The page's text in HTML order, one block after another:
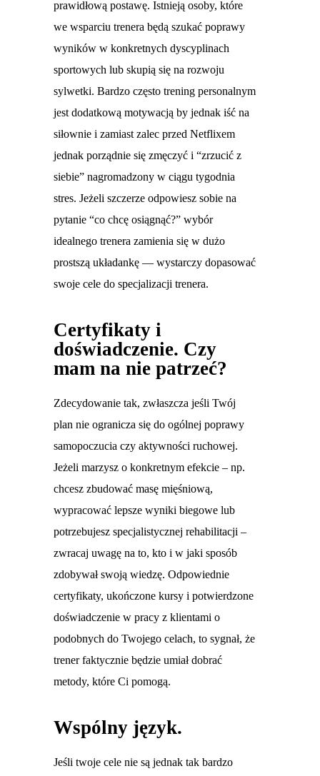
prawidłową postawę. Istnieją osoby, które
we wsparciu trenera będą szukać poprawy
wyników w konkretnych dyscyplinach
sportowych lub skupią się na rozwoju
sylwetki. Bardzo często trening personalnym
jest dodatkową motywacją by jednak iść na
siłownie i zamiast zalec przed Netflixem
jednak porządnie się zmęczyć i “zrzucić z
siebie” nagromadzony w ciągu tygodnia
stres. Jeżeli szczerze odpowiesz sobie na
pytanie “co chcę osiągnąć?” wybór
idealnego trenera zamienia się w dużo
prostszą układankę — wystarczy dopasować
swoje cele do specjalizacji trenera.
Certyfikaty i
doświadczenie. Czy
mam na nie patrzeć?
Zdecydowanie tak, zwłaszcza jeśli Twój
plan nie ogranicza się do ogólnej poprawy
samopoczucia czy aktywności ruchowej.
Jeżeli marzysz o konkretnym efekcie – np.
chcesz zbudować masę mięśniową,
wypracować lepsze wyniki biegowe lub
potrzebujesz specjalistycznej rehabilitacji –
zwracaj uwagę na to, kto i w jaki sposób
zdobywał swoją wiedzę. Odpowiednie
certyfikaty, ukończone kursy i potwierdzone
doświadczenie w pracy z klientami o
podobnych do Twojego celach, to sygnał, że
trener faktycznie będzie umiał dobrać
metody, które Ci pomogą.
Wspólny język.
Jeśli twoje cele nie są jednak tak bardzo